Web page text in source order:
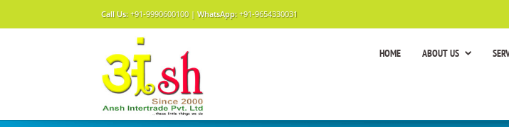
Call Us: +91-9990600100 | WhatsApp: +91-9654330031
HOME ABOUT US